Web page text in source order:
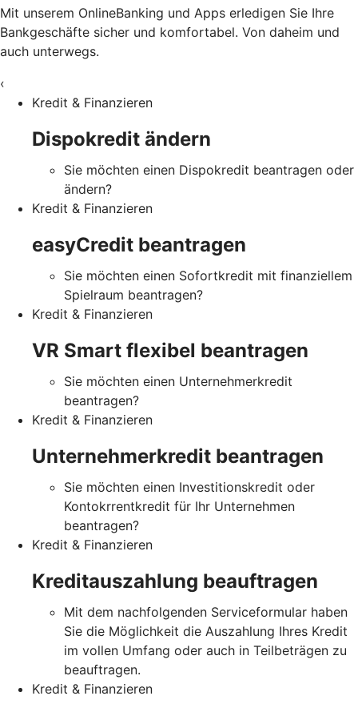
Mit unserem OnlineBanking und Apps erledigen Sie Ihre
Bankgeschäfte sicher und komfortabel. Von daheim und
auch unterwegs.
‹
Kredit & Finanzieren
Dispokredit ändern
Sie möchten einen Dispokredit beantragen oder
ändern?
Kredit & Finanzieren
easyCredit beantragen
Sie möchten einen Sofortkredit mit finanziellem
Spielraum beantragen?
Kredit & Finanzieren
VR Smart flexibel beantragen
Sie möchten einen Unternehmerkredit
beantragen?
Kredit & Finanzieren
Unternehmerkredit beantragen
Sie möchten einen Investitionskredit oder
Kontokrrentkredit für Ihr Unternehmen
beantragen?
Kredit & Finanzieren
Kreditauszahlung beauftragen
Mit dem nachfolgenden Serviceformular haben
Sie die Möglichkeit die Auszahlung Ihres Kredit
im vollen Umfang oder auch in Teilbeträgen zu
beauftragen.
Kredit & Finanzieren